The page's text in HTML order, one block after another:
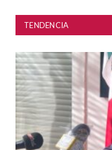
TENDENCIA